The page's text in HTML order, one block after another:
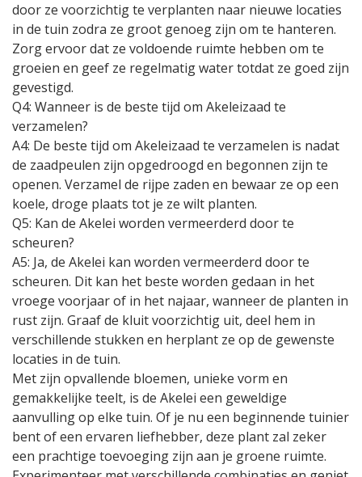
door ze voorzichtig te verplanten naar nieuwe locaties
in de tuin zodra ze groot genoeg zijn om te hanteren.
Zorg ervoor dat ze voldoende ruimte hebben om te
groeien en geef ze regelmatig water totdat ze goed zijn
gevestigd.
Q4: Wanneer is de beste tijd om Akeleizaad te
verzamelen?
A4: De beste tijd om Akeleizaad te verzamelen is nadat
de zaadpeulen zijn opgedroogd en begonnen zijn te
openen. Verzamel de rijpe zaden en bewaar ze op een
koele, droge plaats tot je ze wilt planten.
Q5: Kan de Akelei worden vermeerderd door te
scheuren?
A5: Ja, de Akelei kan worden vermeerderd door te
scheuren. Dit kan het beste worden gedaan in het
vroege voorjaar of in het najaar, wanneer de planten in
rust zijn. Graaf de kluit voorzichtig uit, deel hem in
verschillende stukken en herplant ze op de gewenste
locaties in de tuin.
Met zijn opvallende bloemen, unieke vorm en
gemakkelijke teelt, is de Akelei een geweldige
aanvulling op elke tuin. Of je nu een beginnende tuinier
bent of een ervaren liefhebber, deze plant zal zeker
een prachtige toevoeging zijn aan je groene ruimte.